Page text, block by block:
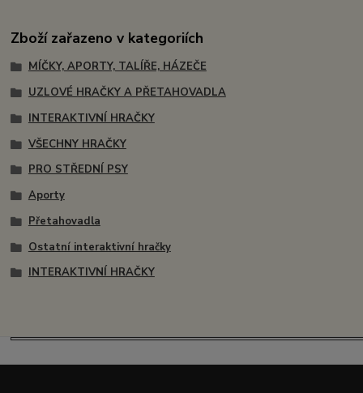
Zboží zařazeno v kategoriích
MÍČKY, APORTY, TALÍŘE, HÁZEČE
UZLOVÉ HRAČKY A PŘETAHOVADLA
INTERAKTIVNÍ HRAČKY
VŠECHNY HRAČKY
PRO STŘEDNÍ PSY
Aporty
Přetahovadla
Ostatní interaktivní hračky
INTERAKTIVNÍ HRAČKY